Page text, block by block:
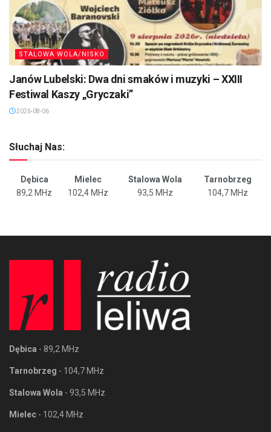
STALOWA WOLA/NISKO
Janów Lubelski: Dwa dni smaków i muzyki – XXIII
Festiwal Kaszy „Gryczaki”
2026-08-06
Słuchaj Nas:
Dębica Mielec Stalowa Wola
Tarnobrzeg
89,2 MHz
102,4 MHz 93,5 MHz 104,7 MHz
Dębica - 89,2 MHz
Tarnobrzeg - 104,7 MHz
Stalowa Wola - 93,5 MHz
Mielec - 102,4 MHz